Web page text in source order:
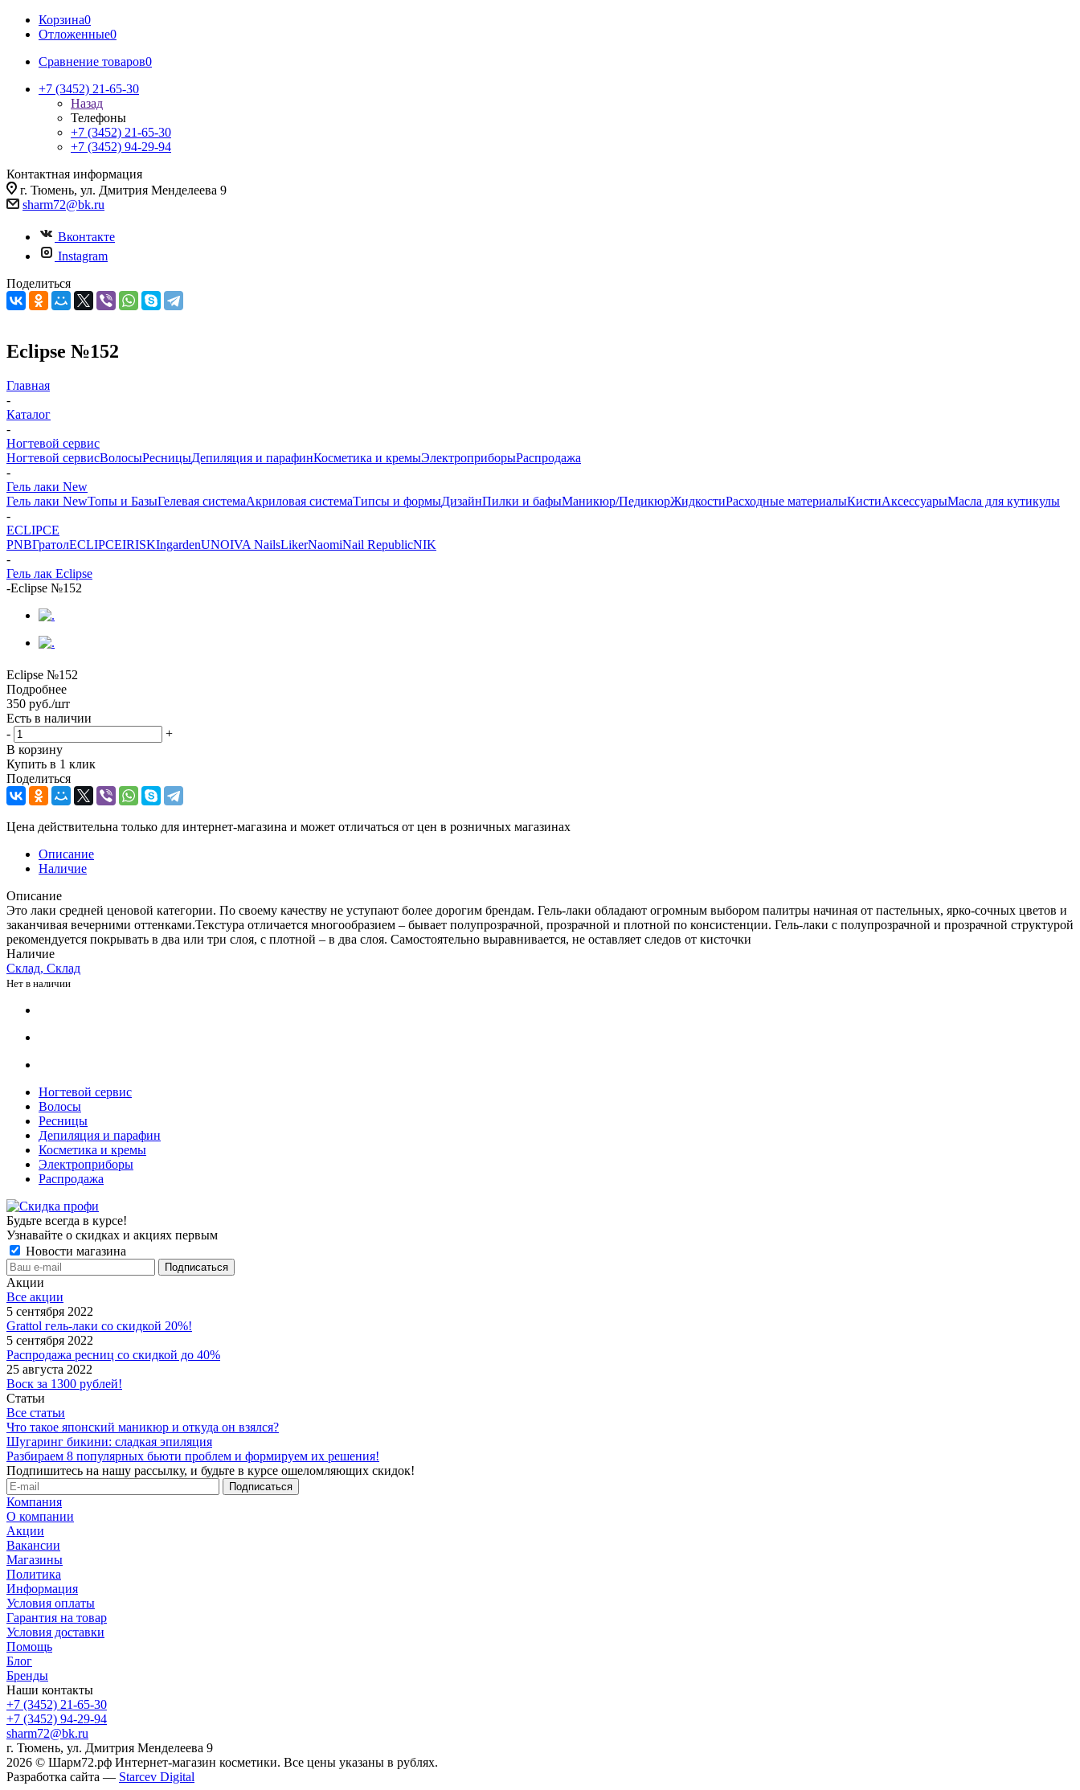
Корзина0
Отложенные0
Сравнение товаров0
+7 (3452) 21-65-30
Назад
Телефоны
+7 (3452) 21-65-30
+7 (3452) 94-29-94
Контактная информация
г. Тюмень, ул. Дмитрия Менделеева 9
sharm72@bk.ru
Вконтакте
Instagram
Поделиться
Eclipse №152
Главная
-
Каталог
-
Ногтевой сервис
Ногтевой сервисВолосыРесницыДепиляция и парафинКосметика и кремыЭлектроприборыРаспродажа
-
Гель лаки New
Гель лаки NewТопы и БазыГелевая системаАкриловая системаТипсы и формыДизайнПилки и бафыМаникюр/ПедикюрЖидкостиРасходные материалыКистиАксессуарыМасла для кутикулы
-
ECLIPCE
PNBГратолECLIPCEIRISKIngardenUNOIVA NailsLikerNaomiNail RepublicNIK
-
Гель лак Eclipse
-Eclipse №152
Eclipse №152
Подробнее
350 руб./шт
Есть в наличии
-
+
В корзину
Купить в 1 клик
Поделиться
Цена действительна только для интернет-магазина и может отличаться от цен в розничных магазинах
Описание
Наличие
Описание
Это лаки средней ценовой категории. По своему качеству не уступают более дорогим брендам. Гель-лаки обладают огромным выбором палитры начиная от пастельных, ярко-сочных цветов и
заканчивая вечерними оттенками.Текстура отличается многообразием – бывает полупрозрачной, прозрачной и плотной по консистенции. Гель-лаки с полупрозрачной и прозрачной структурой
рекомендуется покрывать в два или три слоя, с плотной – в два слоя. Самостоятельно выравнивается, не оставляет следов от кисточки
Наличие
Склад, Склад
Нет в наличии
Ногтевой сервис
Волосы
Ресницы
Депиляция и парафин
Косметика и кремы
Электроприборы
Распродажа
Будьте всегда в курсе!
Узнавайте о скидках и акциях первым
Новости магазина
Акции
Все акции
5 сентября 2022
Grattol гель-лаки со скидкой 20%!
5 сентября 2022
Распродажа ресниц со скидкой до 40%
25 августа 2022
Воск за 1300 рублей!
Статьи
Все статьи
Что такое японский маникюр и откуда он взялся?
Шугаринг бикини: сладкая эпиляция
Разбираем 8 популярных бьюти проблем и формируем их решения!
Подпишитесь на нашу рассылку, и будьте в курсе ошеломляющих скидок!
Компания
О компании
Акции
Вакансии
Магазины
Политика
Информация
Условия оплаты
Гарантия на товар
Условия доставки
Помощь
Блог
Бренды
Наши контакты
+7 (3452) 21-65-30
+7 (3452) 94-29-94
sharm72@bk.ru
г. Тюмень, ул. Дмитрия Менделеева 9
2026 © Шарм72.рф Интернет-магазин косметики. Все цены указаны в рублях.
Разработка сайта — Starcev Digital